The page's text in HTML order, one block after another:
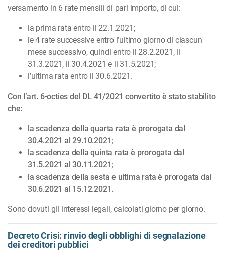
versamento in 6 rate mensili di pari impor­to, di cui:
la prima rata entro il 22.1.2021;
le 4 rate successive entro l’ultimo giorno di ciascun
mese suc­cessivo, quindi entro il 28.2.2021, il
31.3.2021, il 30.4.2021 e il 31.5.2021;
l’ultima rata entro il 30.6.2021.
Con l’art. 6-octies del DL 41/2021 convertito è stato stabilito
che:
la scadenza della quarta rata è prorogata dal
30.4.2021 al 29.10.2021;
la scadenza della quinta rata è prorogata dal
31.5.2021 al 30.11.2021;
la scadenza della sesta e ultima rata è prorogata dal
30.6.2021 al 15.12.2021.
Sono dovuti gli interessi legali, calcolati giorno per giorno.
Decreto Crisi: rinvio degli obblighi di segnalazione
dei creditori pubblici